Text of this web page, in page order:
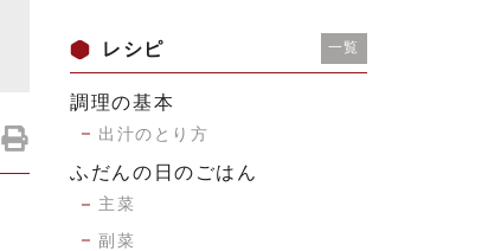
レシピ 一覧
調理の基本
出汁のとり方
ふだんの日のごはん
主菜
副菜